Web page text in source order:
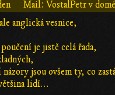
Mail: VostalPetr v
anglická vesnice,
je jistě celá řada,
názory jsou ovšem ty, co
lidí...